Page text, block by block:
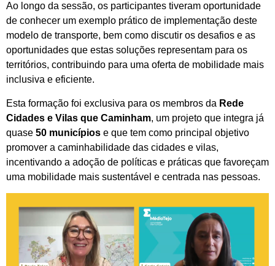
Ao longo da sessão, os participantes tiveram oportunidade
de conhecer um exemplo prático de implementação deste
modelo de transporte, bem como discutir os desafios e as
oportunidades que estas soluções representam para os
territórios, contribuindo para uma oferta de mobilidade mais
inclusiva e eficiente.
Esta formação foi exclusiva para os membros da Rede
Cidades e Vilas que Caminham, um projeto que integra já
quase 50 municípios e que tem como principal objetivo
promover a caminhabilidade das cidades e vilas,
incentivando a adoção de políticas e práticas que favoreçam
uma mobilidade mais sustentável e centrada nas pessoas.